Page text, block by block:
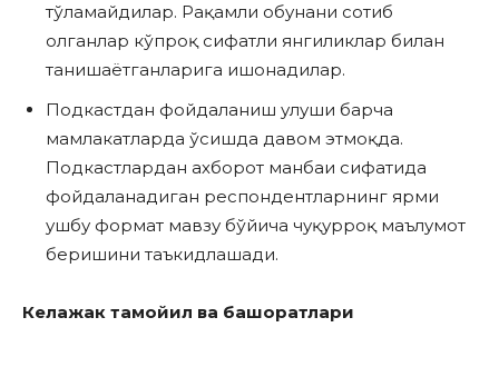
тўламайдилар. Рақамли обунани сотиб
олганлар кўпроқ сифатли янгиликлар билан
танишаётганларига ишонадилар.
Подкастдан фойдаланиш улуши барча
мамлакатларда ўсишда давом этмоқда.
Подкастлардан ахборот манбаи сифатида
фойдаланадиган респондентларнинг ярми
ушбу формат мавзу бўйича чуқурроқ маълумот
беришини таъкидлашади.
Келажак тамойил ва башоратлари